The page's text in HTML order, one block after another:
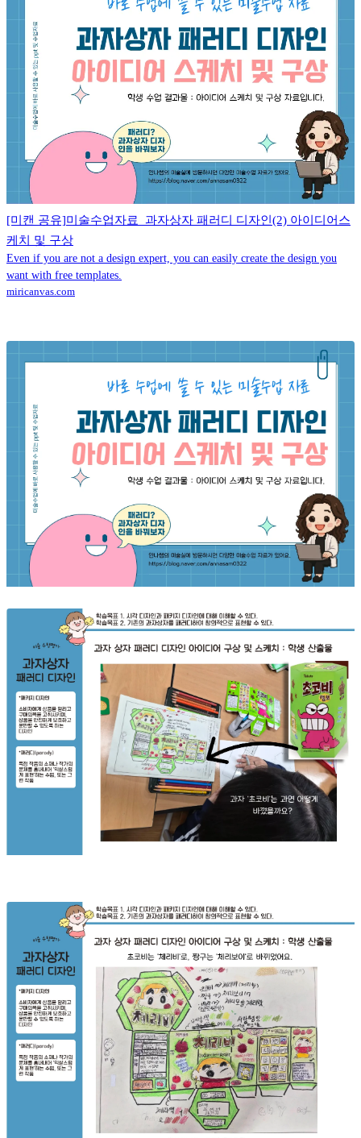
[미캔 공유]미술수업자료_과자상자 패러디 디자인(2) 아이디어스
케치 및 구상
Even if you are not a design expert, you can easily create the design you
want with free templates.
miricanvas.com